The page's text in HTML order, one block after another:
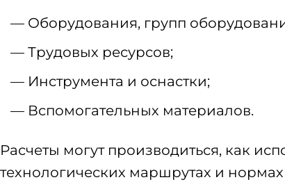
Оборудования, групп
Трудовых ресурсов;
Инструмента и оснастки;
Вспомогательных материалов.
Расчеты могут производиться, как
технологических маршрутах и